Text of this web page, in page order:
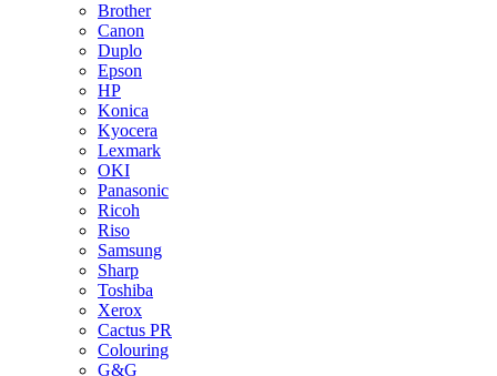
Brother
Canon
Duplo
Epson
HP
Konica
Kyocera
Lexmark
OKI
Panasonic
Ricoh
Riso
Samsung
Sharp
Toshiba
Xerox
Cactus PR
Colouring
G&G